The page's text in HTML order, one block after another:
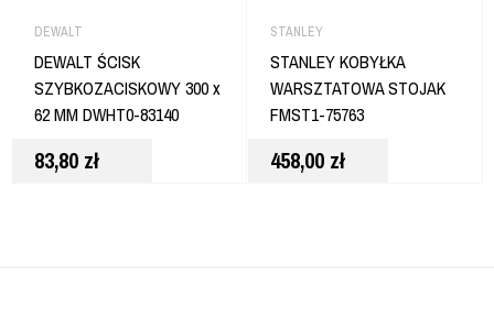
DEWALT
DEWALT ŚCISK
SZYBKOZACISKOWY 300 x
62 MM DWHT0-83140
83,80 zł
STANLEY
STANLEY KOBYŁKA
WARSZTATOWA STOJAK
FMST1-75763
458,00 zł